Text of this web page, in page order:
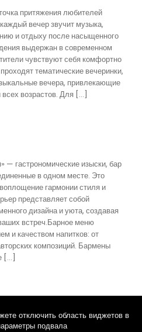
притяжения любителей
вечер звучит музыка,
и отдыху после насыщенного
выдержан в современном
чувствуют себя комфортно
тематические вечеринки,
вечера, привлекающие
возрастов. Для […]
гастрономические изыски, бар
в одном месте. Это
гармонии стиля и
представляет собой
дизайна и уюта, создавая
встреч.Барное меню
и качеством напитков: от
композиций. Бармены
[…]
отключить область виджетов в
подвала